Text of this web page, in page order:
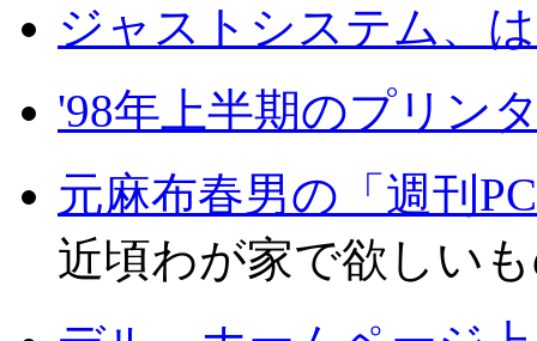
ジャストシステム、
'98年上半期のプリン
元麻布春男の「週刊
近頃わが家で欲しい